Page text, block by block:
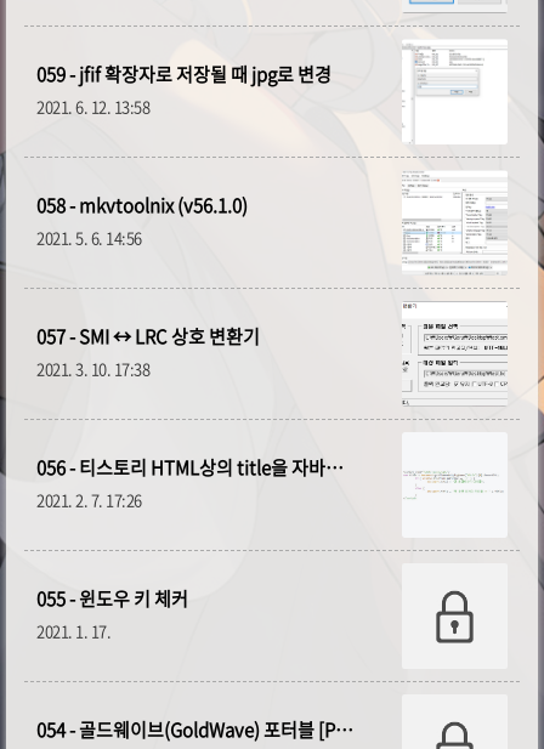
059 - jfif 확장자로 저장될 때 jpg로 변경
2021. 6. 12. 13:58
058 - mkvtoolnix (v56.1.0)
2021. 5. 6. 14:56
057 - SMI ↔ LRC 상호 변환기
2021. 3. 10. 17:38
056 - 티스토리 HTML상의 title을 자바스크립트로 변경하기
2021. 2. 7. 17:26
055 - 윈도우 키 체커
2021. 1. 17.
054 - 골드웨이브(GoldWave) 포터블 [PW:1234]